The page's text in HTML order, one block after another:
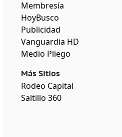
Membresía
HoyBusco
Publicidad
Vanguardia HD
Medio Pliego
Más Sitios
Rodeo Capital
Saltillo 360